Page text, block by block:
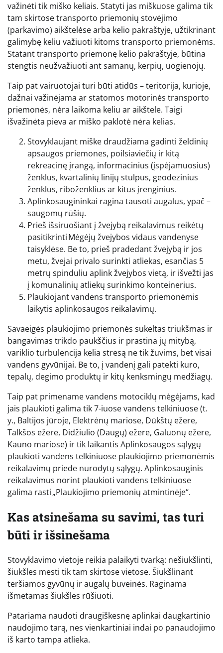
važinėti tik miško keliais. Statyti jas miškuose galima tik
tam skirtose transporto priemonių stovėjimo
(parkavimo) aikštelėse arba kelio pakraštyje, užtikrinant
galimybę keliu važiuoti kitoms transporto priemonėms.
Statant transporto priemonę kelio pakraštyje, būtina
stengtis neužvažiuoti ant samanų, kerpių, uogienojų.
Taip pat vairuotojai turi būti atidūs – teritorija, kurioje,
dažnai važinėjama ar statomos motorinės transporto
priemonės, nėra laikoma keliu ar aikštele. Taigi
išvažinėta pieva ar miško paklotė nėra kelias.
Stovyklaujant miške draudžiama gadinti želdinių
apsaugos priemones, poilsiaviečių ir kitą
rekreacinę įrangą, informacinius (įspėjamuosius)
ženklus, kvartalinių linijų stulpus, geodezinius
ženklus, riboženklius ar kitus įrenginius.
Aplinkosaugininkai ragina tausoti augalus, ypač –
saugomų rūšių.
Prieš išsiruošiant į žvejybą reikalavimus reikėtų
pasitikrinti Mėgėjų žvejybos vidaus vandenyse
taisyklėse. Be to, prieš pradedant žvejybą ir jos
metu, žvejai privalo surinkti atliekas, esančias 5
metrų spinduliu aplink žvejybos vietą, ir išvežti jas
į komunalinių atliekų surinkimo konteinerius.
Plaukiojant vandens transporto priemonėmis
laikytis aplinkosaugos reikalavimų.
Savaeigės plaukiojimo priemonės sukeltas triukšmas ir
bangavimas trikdo paukščius ir prastina jų mitybą,
variklio turbulencija kelia stresą ne tik žuvims, bet visai
vandens gyvūnijai. Be to, į vandenį gali patekti kuro,
tepalų, degimo produktų ir kitų kenksmingų medžiagų.
Taip pat primename vandens motociklų mėgėjams, kad
jais plaukioti galima tik 7-iuose vandens telkiniuose (t.
y., Baltijos jūroje, Elektrėnų mariose, Dūkštų ežere,
Talkšos ežere, Didžiulio (Daugų) ežere, Galuonų ežere,
Kauno mariose) ir tik laikantis Aplinkosaugos sąlygų
plaukioti vandens telkiniuose plaukiojimo priemonėmis
reikalavimų priede nurodytų sąlygų. Aplinkosauginis
reikalavimus norint plaukioti vandens telkiniuose
galima rasti „Plaukiojimo priemonių atmintinėje“.
Kas atsinešama su savimi, tas turi
būti ir išsinešama
Stovyklavimo vietoje reikia palaikyti tvarką: nešiukšlinti,
šiukšles mesti tik tam skirtose vietose. Šiukšlinant
teršiamos gyvūnų ir augalų buveinės. Raginama
išmetamas šiukšles rūšiuoti.
Patariama naudoti draugiškesnę aplinkai daugkartinio
naudojimo tarą, nes vienkartiniai indai po panaudojimo
iš karto tampa atlieka.